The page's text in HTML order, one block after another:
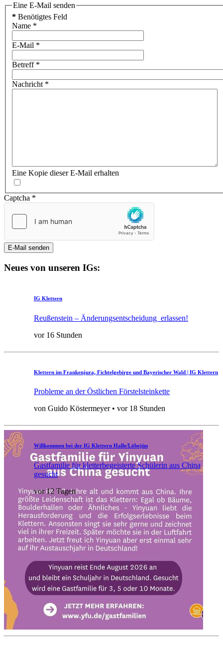
Eine E-Mail senden
* Benötigtes Feld
Name *
E-Mail *
Betreff*
Nachricht *
Eine Kopie dieser E-Mail erhalten
Captcha *
E-Mail senden
Neues von unseren IGs:
IG Klettern
Reußenstein – Änderungsentscheidung erlassen!
vor 16 Stunden
Klettern im Frankenjura, Fichtelgebirge und Bayerischer Wald | IG Klettern
Probleme an der Östlichen Förstelsteinkette
von Guido Köstermeyer • vor 18 Stunden
Willkommen bei der IG Klettern Halle/Löbejün
Gastfamilie für kletterbegeisterte Schülerin aus China
gesucht
vor 12 Tagen